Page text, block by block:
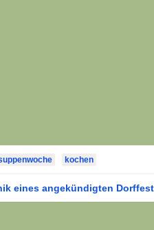
kochen
eines angekündigten